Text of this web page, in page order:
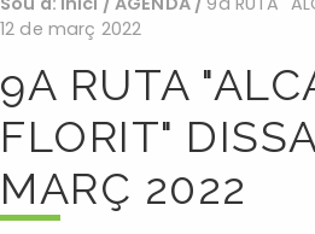
12 de març 2022
9A RUTA
FLORIT"
MARÇ 2022